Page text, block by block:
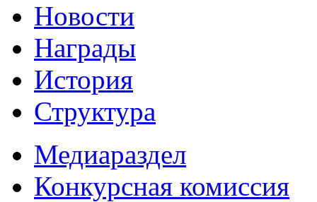
Новости
Награды
История
Структура
Медиараздел
Конкурсная комиссия